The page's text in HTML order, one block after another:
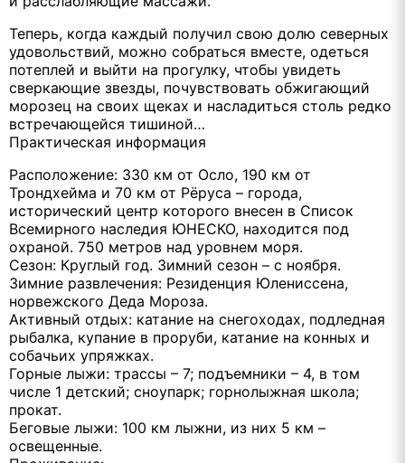
Теперь, когда каждый получил свою долю северных
удовольствий, можно собраться вместе, одеться
потеплей и выйти на прогулку, чтобы увидеть
сверкающие звезды, почувствовать обжигающий
морозец на своих щеках и насладиться столь редко
встречающейся тишиной…
Практическая информация
Расположение: 330 км от Осло, 190 км от
Трондхейма и 70 км от Рёруса – города,
исторический центр которого внесен в Список
Всемирного наследия ЮНЕСКО, находится под
охраной. 750 метров над уровнем моря.
Сезон: Круглый год. Зимний сезон – с ноября.
Зимние развлечения: Резиденция Юлениссена,
норвежского Деда Мороза.
Активный отдых: катание на снегоходах, подледная
рыбалка, купание в проруби, катание на конных и
собачьих упряжках.
Горные лыжи: трассы – 7; подъемники – 4, в том
числе 1 детский; сноупарк; горнолыжная школа;
прокат.
Беговые лыжи: 100 км лыжни, из них 5 км –
освещенные.